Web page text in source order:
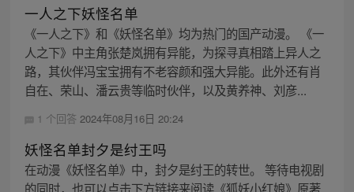
一人之下妖怪名单
《一人之下》和《妖怪名单》均为热门的国产动漫。 《一
人之下》中主角张楚岚拥有异能，为探寻真相踏上异人之
路，其伙伴冯宝宝拥有不老容颜和强大异能。此外还有肖
自在、荣山、潘云贵等临时伙伴，以及黄养神、刘彦...
1 个回答 2024年08月16日 20:24
妖怪名单封夕是纣王吗
在动漫《妖怪名单》中，封夕是纣王的转世。 等待电视剧
的同时，也可以点击下方链接来阅读《狐妖小红娘》原著